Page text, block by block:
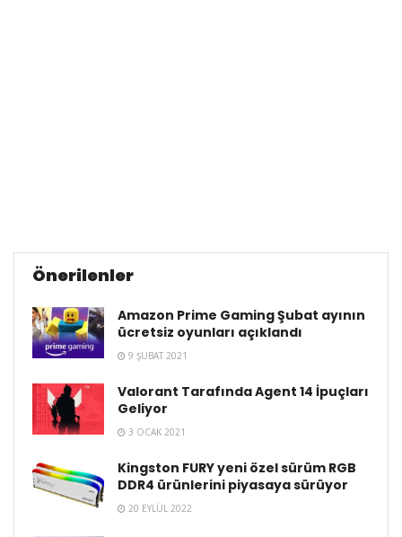
Önerilenler
Amazon Prime Gaming Şubat ayının
ücretsiz oyunları açıklandı
9 ŞUBAT 2021
Valorant Tarafında Agent 14 İpuçları
Geliyor
3 OCAK 2021
Kingston FURY yeni özel sürüm RGB
DDR4 ürünlerini piyasaya sürüyor
20 EYLÜL 2022